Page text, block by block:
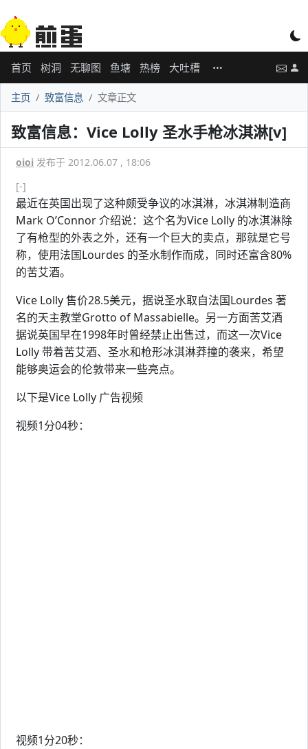
首页 树洞 无聊图 鱼塘 热榜 大吐槽
主页 致富信息 文章正文
致富信息：Vice Lolly 圣水手枪冰淇淋[v]
oioi 发布于 2012.06.07 , 18:06
[-]
最近在英国出现了这种颇受争议的冰淇淋，冰淇淋制造商
Mark O’Connor 介绍说：这个名为Vice Lolly 的冰淇淋除
了有枪型的外表之外，还有一个巨大的卖点，那就是它号
称，使用法国Lourdes 的圣水制作而成，同时还富含80%
的苦艾酒。
Vice Lolly 售价28.5美元，据说圣水取自法国Lourdes 著
名的天主教堂Grotto of Massabielle。另一方面苦艾酒
据说英国早在1998年时曾经禁止出售过，而这一次Vice
Lolly 带着苦艾酒、圣水和枪形冰淇淋莽撞的袭来，希望
能够奥运会的伦敦带来一些亮点。
以下是Vice Lolly 广告视频
视频1分04秒：
视频1分20秒：